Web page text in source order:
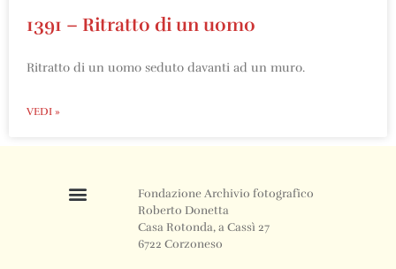
1391 – Ritratto di un uomo
Ritratto di un uomo seduto davanti ad un muro.
VEDI »
Fondazione Archivio fotografico
Roberto Donetta
Casa Rotonda, a Cassì 27
6722 Corzoneso